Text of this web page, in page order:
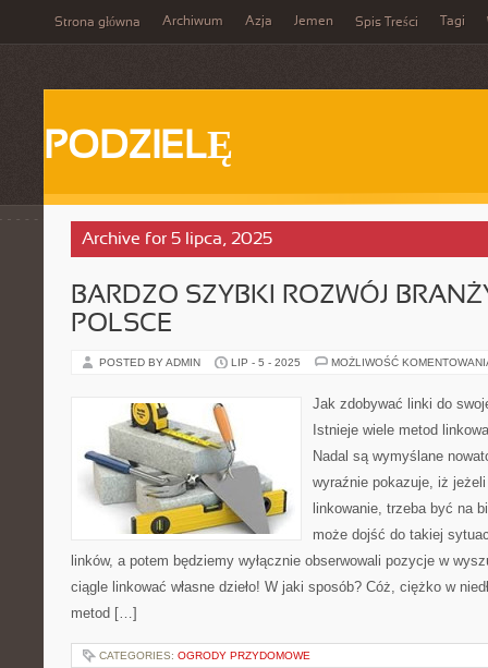
Strona główna Archiwum Azja Jemen Spis Treści Tagi
PODZIELĘ
Archive for 5 lipca, 2025
BARDZO SZYBKI ROZWÓJ
POLSCE
POSTED BY ADMIN LIP - 5 - 2025 MOŻLIWOŚĆ
Jak zdobywać linki do
Istnieje wiele metod
Nadal są wymyślane
wyraźnie pokazuje, iż
linkowanie, trzeba być na
może dojść do takiej
linków, a potem będziemy wyłącznie obserwowali pozycje w
ciągle linkować własne dzieło! W jaki sposób? Cóż, ciężko w
metod […]
CATEGORIES: OGRODY PRZYDOMOWE